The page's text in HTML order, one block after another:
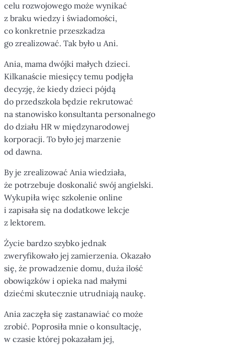
celu rozwojowego może wynikać
z braku wiedzy i świadomości,
co konkretnie przeszkadza
go zrealizować. Tak było u Ani.
Ania, mama dwójki małych dzieci.
Kilkanaście miesięcy temu podjęła
decyzję, że kiedy dzieci pójdą
do przedszkola będzie rekrutować
na stanowisko konsultanta personalnego
do działu HR w międzynarodowej
korporacji. To było jej marzenie
od dawna.
By je zrealizować Ania wiedziała,
że potrzebuje doskonalić swój angielski.
Wykupiła więc szkolenie online
i zapisała się na dodatkowe lekcje
z lektorem.
Życie bardzo szybko jednak
zweryfikowało jej zamierzenia. Okazało
się, że prowadzenie domu, duża ilość
obowiązków i opieka nad małymi
dziećmi skutecznie utrudniają naukę.
Ania zaczęła się zastanawiać co może
zrobić. Poprosiła mnie o konsultację,
w czasie której pokazałam jej,